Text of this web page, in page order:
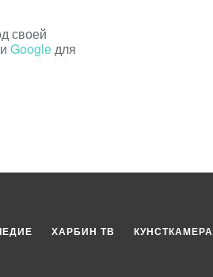
своей
Googleдля
ХАРБИН ТВ КУНСТКАМЕРА